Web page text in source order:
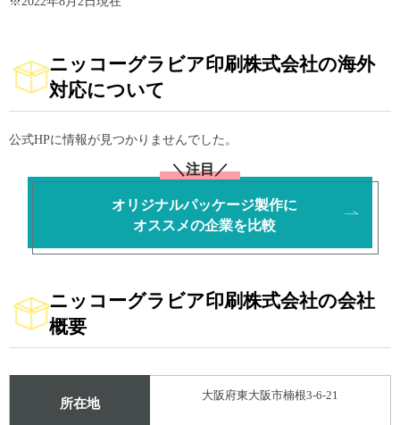
ニッコーグラビア印刷株式会社の海外
対応について
公式HPに情報が見つかりませんでした。
＼注目／
オリジナルパッケージ製作に
オススメの企業を比較
ニッコーグラビア印刷株式会社の会社
概要
所在地
大阪府東大阪市楠根3-6-21